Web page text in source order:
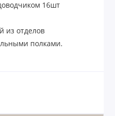
16шт
из отделов
полками.